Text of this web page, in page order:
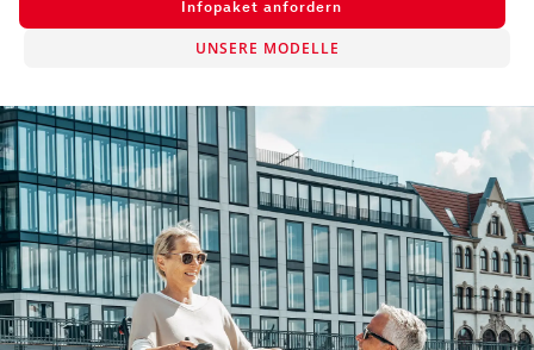
Infopaket anfordern
UNSERE MODELLE